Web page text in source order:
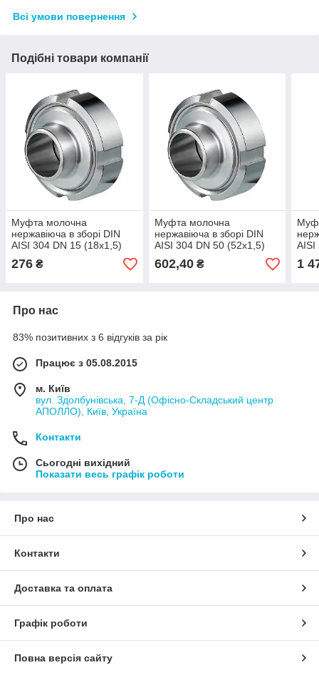
Всі умови повернення
Подібні товари компанії
Муфта молочна
нержавіюча в зборі DIN
AISI 304 DN 15 (18x1,5)
276 ₴
Муфта молочна
нержавіюча в зборі DIN
AISI 304 DN 50 (52x1,5)
602,40₴
AISI
1
Про нас
83% позитивних з 6 відгуків за рік
Працює з 05.08.2015
м. Київ
вул. Здолбунівська, 7-Д (Офісно-Складський центр
АПОЛЛО), Київ, Україна
Контакти
Сьогодні вихідний
Показати весь графік роботи
Про нас
Контакти
Доставка та оплата
Графік роботи
Повна версія сайту